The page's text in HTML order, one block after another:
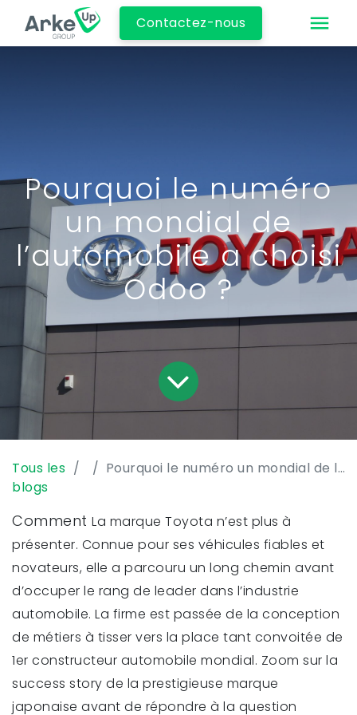
Contactez-nous
Pourquoi le numéro
un mondial de
l’automobile a choisi
Odoo ?
Tous les
blogs
Pourquoi le numéro un mondial de l’automobile a choisi Odoo ?
Comment La marque Toyota n’est plus à
présenter. Connue pour ses véhicules fiables et
novateurs, elle a parcouru un long chemin avant
d’occuper le rang de leader dans l’industrie
automobile. La firme est passée de la conception
de métiers à tisser vers la place tant convoitée de
1er constructeur automobile mondial. Zoom sur la
success story de la prestigieuse marque
japonaise avant de répondre à la question